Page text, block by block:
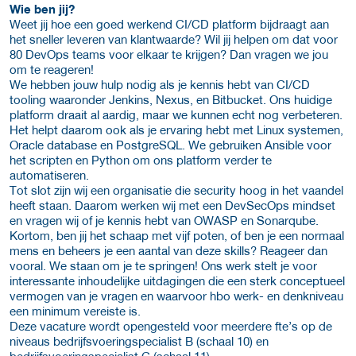
Wie ben jij?
Weet jij hoe een goed werkend CI/CD platform bijdraagt aan
het sneller leveren van klantwaarde? Wil jij helpen om dat voor
80 DevOps teams voor elkaar te krijgen? Dan vragen we jou
om te reageren!
We hebben jouw hulp nodig als je kennis hebt van CI/CD
tooling waaronder Jenkins, Nexus, en Bitbucket. Ons huidige
platform draait al aardig, maar we kunnen echt nog verbeteren.
Het helpt daarom ook als je ervaring hebt met Linux systemen,
Oracle database en PostgreSQL. We gebruiken Ansible voor
het scripten en Python om ons platform verder te
automatiseren.
Tot slot zijn wij een organisatie die security hoog in het vaandel
heeft staan. Daarom werken wij met een DevSecOps mindset
en vragen wij of je kennis hebt van OWASP en Sonarqube.
Kortom, ben jij het schaap met vijf poten, of ben je een normaal
mens en beheers je een aantal van deze skills? Reageer dan
vooral. We staan om je te springen! Ons werk stelt je voor
interessante inhoudelijke uitdagingen die een sterk conceptueel
vermogen van je vragen en waarvoor hbo werk- en denkniveau
een minimum vereiste is.
Deze vacature wordt opengesteld voor meerdere fte’s op de
niveaus bedrijfsvoeringspecialist B (schaal 10) en